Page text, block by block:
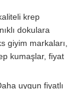
krep
dokulara
giyim markaları,
kumaşlar, fiyat
uygun fiyatlı